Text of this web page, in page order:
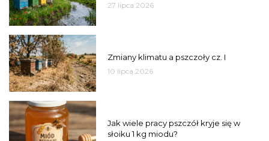
27 lipca 2026
Zmiany klimatu a pszczoły cz. I
10 lipca 2026
Jak wiele pracy pszczół kryje się w
słoiku 1 kg miodu?